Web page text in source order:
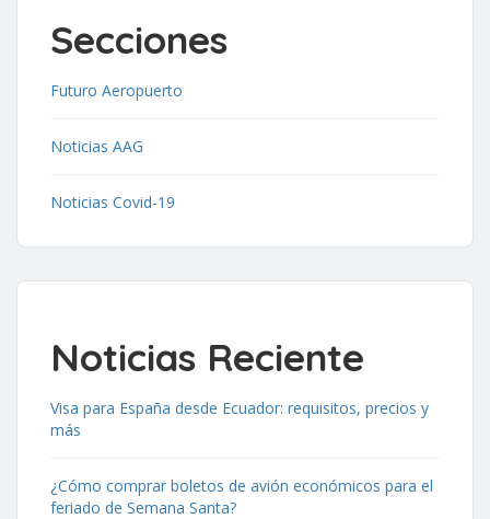
Secciones
Futuro Aeropuerto
Noticias AAG
Noticias Covid-19
Noticias Reciente
Visa para España desde Ecuador: requisitos, precios y
más
¿Cómo comprar boletos de avión económicos para el
feriado de Semana Santa?